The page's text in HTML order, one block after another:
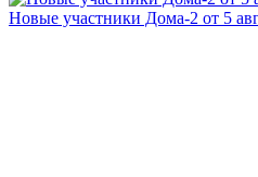
Новые участники Дома-2 от 5